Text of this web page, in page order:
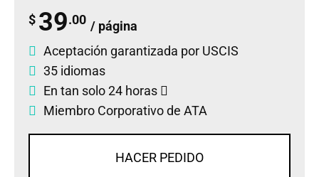
$ 39.00 / página
Aceptación garantizada por USCIS
35 idiomas
En tan solo 24 horas
Miembro Corporativo de ATA
HACER PEDIDO